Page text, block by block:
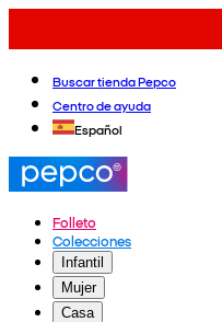
Buscar tienda Pepco
Centro de ayuda
Español
Folleto
Colecciones
Infantil
Mujer
Casa